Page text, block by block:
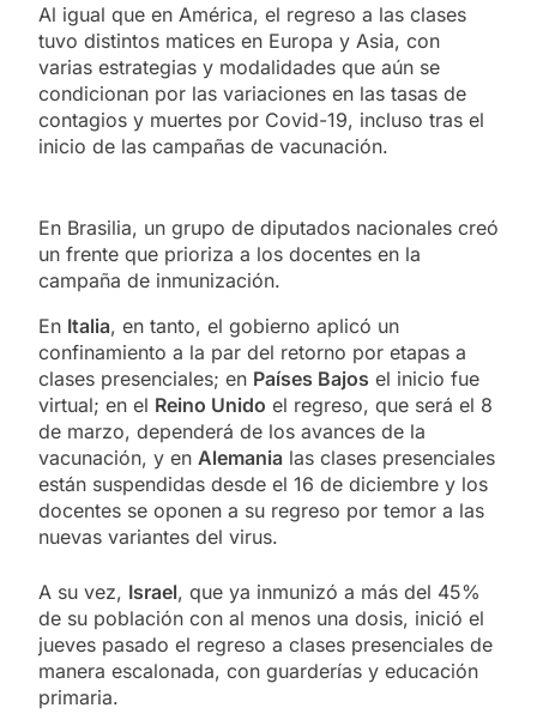
Al igual que en América, el regreso a las clases
tuvo distintos matices en Europa y Asia, con
varias estrategias y modalidades que aún se
condicionan por las variaciones en las tasas de
contagios y muertes por Covid-19, incluso tras el
inicio de las campañas de vacunación.
En Brasilia, un grupo de diputados nacionales creó
un frente que prioriza a los docentes en la
campaña de inmunización.
En Italia, en tanto, el gobierno aplicó un
confinamiento a la par del retorno por etapas a
clases presenciales; en Países Bajos el inicio fue
virtual; en el Reino Unido el regreso, que será el 8
de marzo, dependerá de los avances de la
vacunación, y en Alemania las clases presenciales
están suspendidas desde el 16 de diciembre y los
docentes se oponen a su regreso por temor a las
nuevas variantes del virus.
A su vez, Israel, que ya inmunizó a más del 45%
de su población con al menos una dosis, inició el
jueves pasado el regreso a clases presenciales de
manera escalonada, con guarderías y educación
primaria.